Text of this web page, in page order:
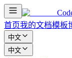
首页我的文档模板
中文
中文